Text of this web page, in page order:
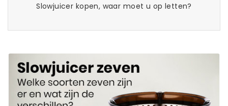
Slowjuicer kopen, waar moet u op letten?